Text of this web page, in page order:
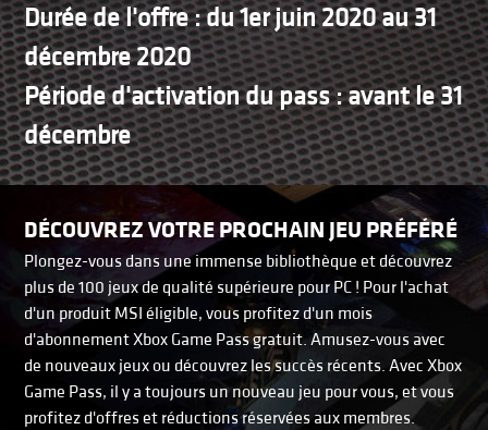
Durée de l'offre : du 1er juin 2020 au 31
décembre 2020
Période d'activation du pass : avant le 31
décembre
DÉCOUVREZ VOTRE PROCHAIN JEU PRÉFÉRÉ
Plongez-vous dans une immense bibliothèque et découvrez
plus de 100 jeux de qualité supérieure pour PC ! Pour l'achat
d'un produit MSI éligible, vous profitez d'un mois
d'abonnement Xbox Game Pass gratuit. Amusez-vous avec
de nouveaux jeux ou découvrez les succès récents. Avec Xbox
Game Pass, il y a toujours un nouveau jeu pour vous, et vous
profitez d'offres et réductions réservées aux membres.